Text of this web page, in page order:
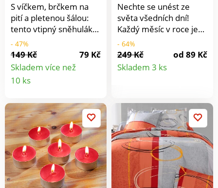
S víčkem, brčkem na
pití a pletenou šálou:
tento vtipný sněhulák
je skleničkou na pití.
Naservírujte si
pomerančový džus a
jiné dobroty, budou z ní
chutnat obzvlášť dobře
- 47%
149 Kč
79 Kč
Skladem více než
10 ks
Nechte se unést ze
světa všedních dní!
Každý měsíc v roce je
doprovázen fotografií.
Možnost vepsání
důležitých schůzek,
svátků a narozenin.
- 64%
249 Kč
od 89 Kč
Skladem 3 ks
Detail